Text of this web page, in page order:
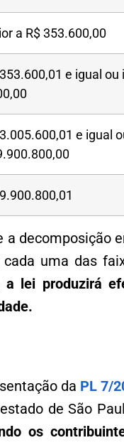
a R$ 353.600,00
e igual ou
e igual
decomposição
uma das
lei produzirá
da PL 7/
de São
os